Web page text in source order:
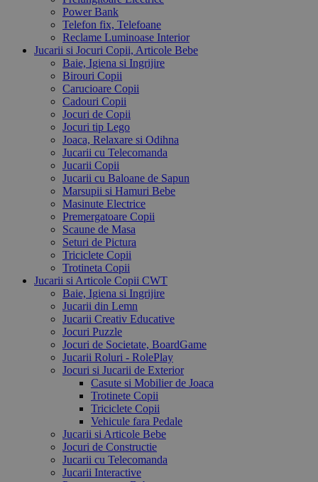
Power Bank
Telefon fix, Telefoane
Reclame Luminoase Interior
Jucarii si Jocuri Copii, Articole Bebe
Baie, Igiena si Ingrijire
Birouri Copii
Carucioare Copii
Cadouri Copii
Jocuri de Copii
Jocuri tip Lego
Joaca, Relaxare si Odihna
Jucarii cu Telecomanda
Jucarii Copii
Jucarii cu Baloane de Sapun
Marsupii si Hamuri Bebe
Masinute Electrice
Premergatoare Copii
Scaune de Masa
Seturi de Pictura
Triciclete Copii
Trotineta Copii
Jucarii si Articole Copii CWT
Baie, Igiena si Ingrijire
Jucarii din Lemn
Jucarii Creativ Educative
Jocuri Puzzle
Jocuri de Societate, BoardGame
Jucarii Roluri - RolePlay
Jocuri si Jucarii de Exterior
Casute si Mobilier de Joaca
Trotinete Copii
Triciclete Copii
Vehicule fara Pedale
Jucarii si Articole Bebe
Jocuri de Constructie
Jucarii cu Telecomanda
Jucarii Interactive